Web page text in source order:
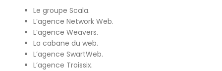
Le groupe Scala.
L’agence Network Web.
L’agence Weavers.
La cabane du web.
L’agence SwartWeb.
L’agence Troissix.